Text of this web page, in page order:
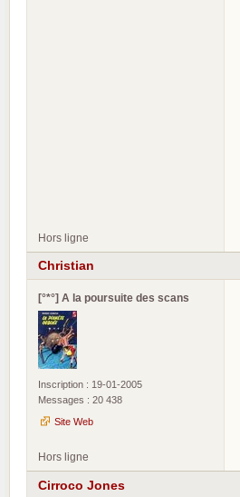
Hors ligne
Christian
[°*°] A la poursuite des scans
Inscription : 19-01-2005
Messages : 20 438
Site Web
Hors ligne
Cirroco Jones